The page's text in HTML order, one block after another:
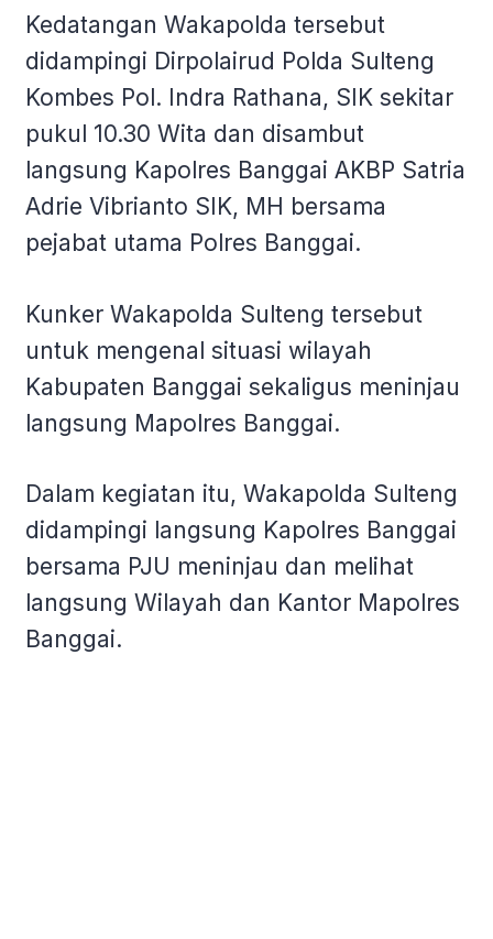
Kedatangan Wakapolda tersebut
didampingi Dirpolairud Polda Sulteng
Kombes Pol. Indra Rathana, SIK sekitar
pukul 10.30 Wita dan disambut
langsung Kapolres Banggai AKBP Satria
Adrie Vibrianto SIK, MH bersama
pejabat utama Polres Banggai.
Kunker Wakapolda Sulteng tersebut
untuk mengenal situasi wilayah
Kabupaten Banggai sekaligus meninjau
langsung Mapolres Banggai.
Dalam kegiatan itu, Wakapolda Sulteng
didampingi langsung Kapolres Banggai
bersama PJU meninjau dan melihat
langsung Wilayah dan Kantor Mapolres
Banggai.